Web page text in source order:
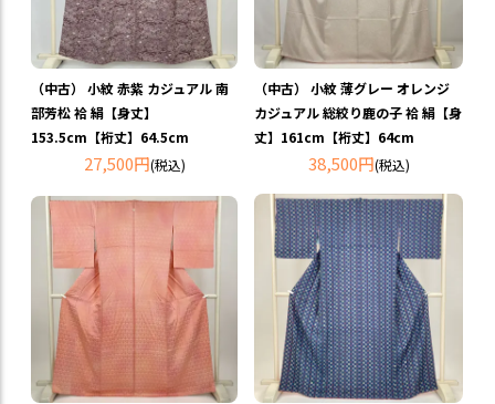
（中古） 小紋 赤紫 カジュアル 南
部芳松 袷 絹【身丈】
153.5cm【裄丈】64.5cm
27,500円(税込)
（中古） 小紋 薄グレー オレンジ
カジュアル 総絞り鹿の子 袷 絹【身
丈】161cm【裄丈】64cm
38,500円(税込)